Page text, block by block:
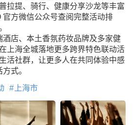
拉提、骑行、健康分享沙龙等丰富
方微信公众号查阅完整活动排
酒店、本土香氛药妆品牌及多家健
上海全城落地更多跨界特色联动活
活社群，让更多人在共同体验中感
式。
上海市